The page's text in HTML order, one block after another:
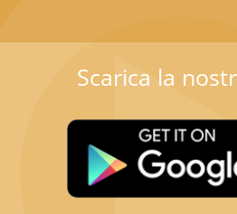
Scarica la